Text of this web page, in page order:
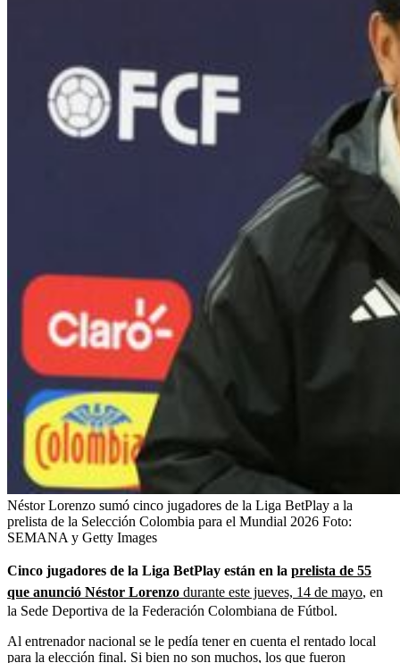
Néstor Lorenzo sumó cinco jugadores de la Liga BetPlay a la
prelista de la Selección Colombia para el Mundial 2026 Foto:
SEMANA y Getty Images
Cinco jugadores de la Liga BetPlay están en la prelista de 55
que anunció Néstor Lorenzo durante este jueves, 14 de mayo, en
la Sede Deportiva de la Federación Colombiana de Fútbol.
Al entrenador nacional se le pedía tener en cuenta el rentado local
para la elección final. Si bien no son muchos, los que fueron